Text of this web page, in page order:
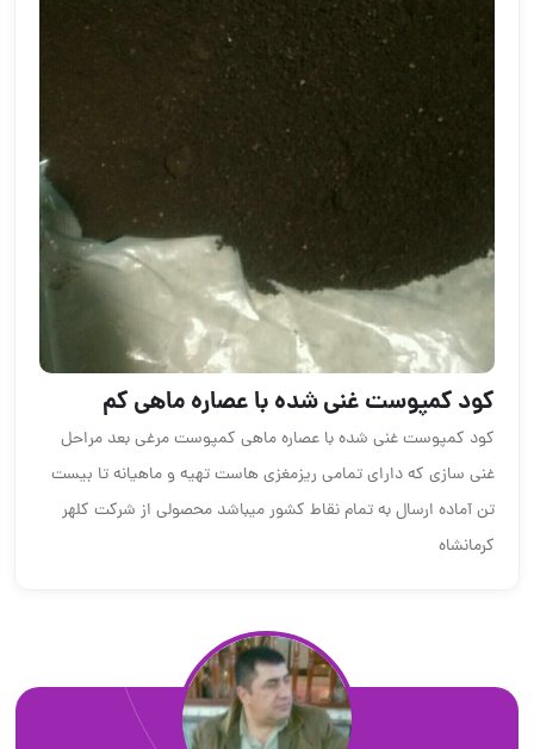
کود کمپوست غنی شده با عصاره ماهی کم
کود کمپوست غنی شده با عصاره ماهی کمپوست مرغی بعد مراحل
غنی سازی که دارای تمامی ریزمغزی هاست تهیه و ماهیانه تا بیست
تن آماده ارسال به تمام نقاط کشور میباشد محصولی از شرکت کلهر
کرمانشاه